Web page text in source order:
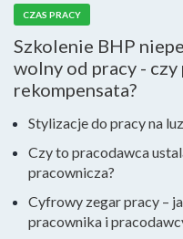
CZAS PRACY
Szkolenie BHP
wolny od pracy - czy
rekompensata?
Stylizacje do pracy na
Czy to pracodawca
pracownicza?
Cyfrowy zegar pracy –
pracownika i